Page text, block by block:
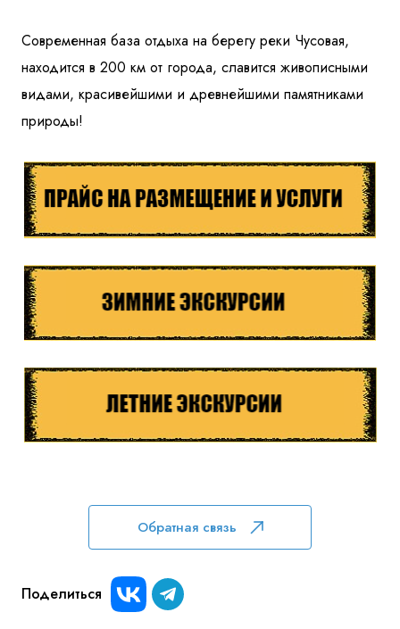
Современная база отдыха на берегу реки Чусовая,
находится в 200 км от города, славится живописными
видами, красивейшими и древнейшими памятниками
природы!
Обратная связь
Поделиться
Куда бы Вы хотели отправиться?
обработку персональных данных и
ознакомленс политикой компании в отношении
обработки персональных данных
Отправить